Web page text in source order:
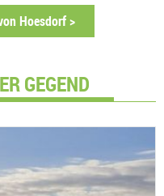
Hoesdorf >
GEGEND